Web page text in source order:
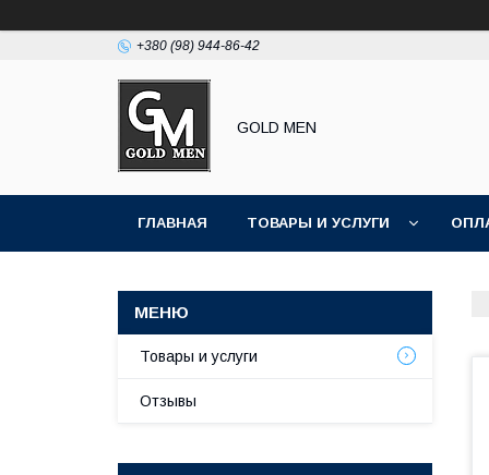
+380 (98) 944-86-42
GOLD MEN
ГЛАВНАЯ ТОВАРЫ И УСЛУГИ
Товары и услуги
Отзывы